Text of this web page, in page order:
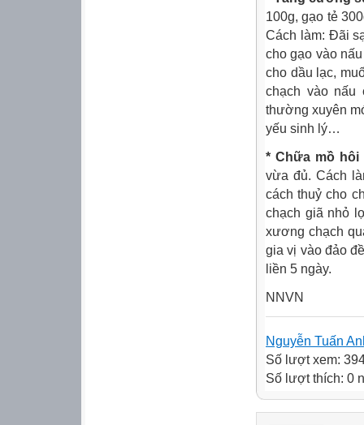
100g, gạo tẻ
Cách làm: Đãi
cho gạo vào
cho dầu lạc,
chạch vào
thường xuyên
yếu sinh lý…
* Chữa mồ hôi
vừa đủ. Cách
cách thuỷ cho
chạch giã nhỏ
xương chạch
gia vị vào đảo
liền 5 ngày.
NNVN
Nguyễn Tuấn
Số lượt xem:
Số lượt thích: 0